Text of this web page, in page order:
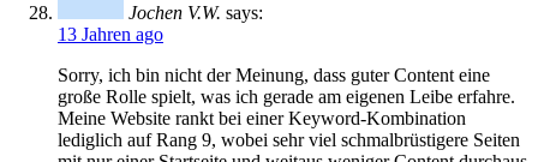
Jochen V.W. says:
13 Jahren ago
Sorry, ich bin nicht der Meinung, dass guter Content eine
große Rolle spielt, was ich gerade am eigenen Leibe erfahre.
Meine Website rankt bei einer Keyword-Kombination
lediglich auf Rang 9, wobei sehr viel schmalbrüstigere Seiten